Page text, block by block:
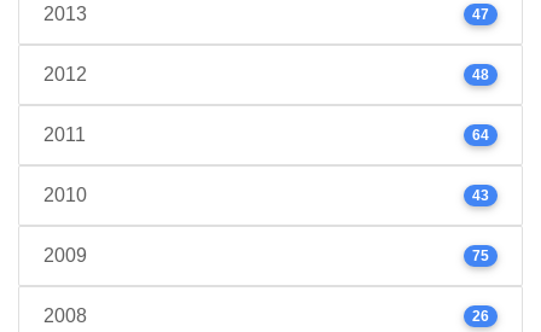
2013 47
2012 48
2011 64
2010 43
2009 75
2008 26